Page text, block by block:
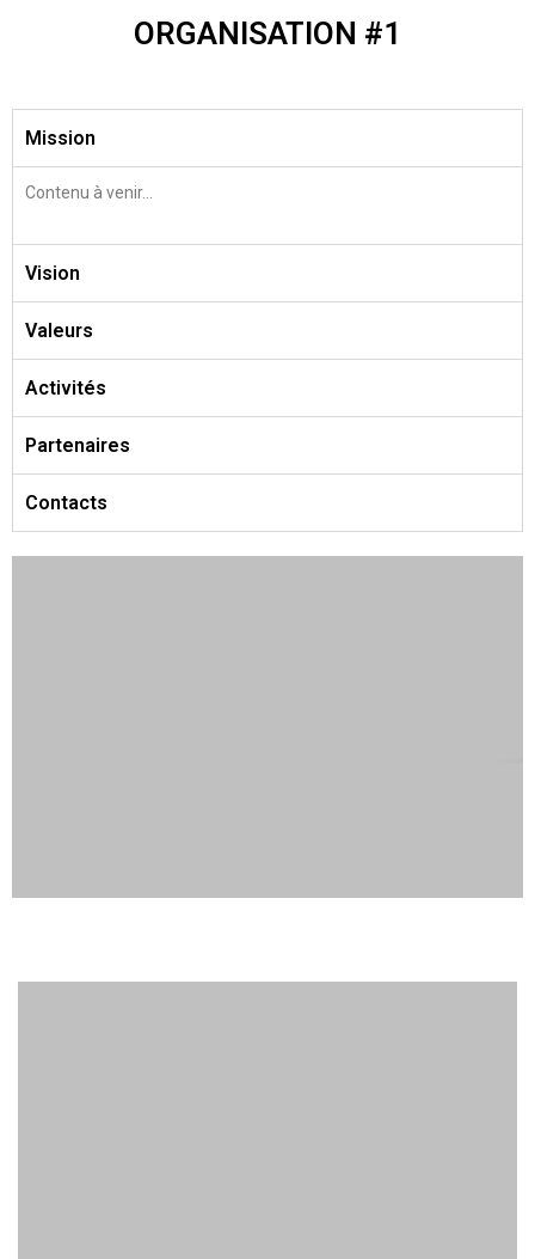
ORGANISATION #1
Mission
Contenu à venir…
Vision
Valeurs
Activités
Partenaires
Contacts